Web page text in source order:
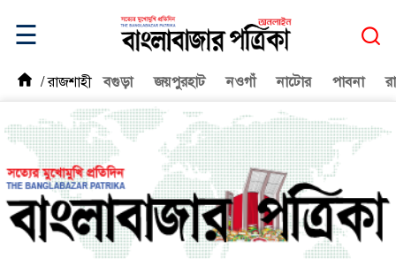
☰
/রাজশাহী বগুড়া জয়পুরহাট নওগাঁ নাটোর পাবনা